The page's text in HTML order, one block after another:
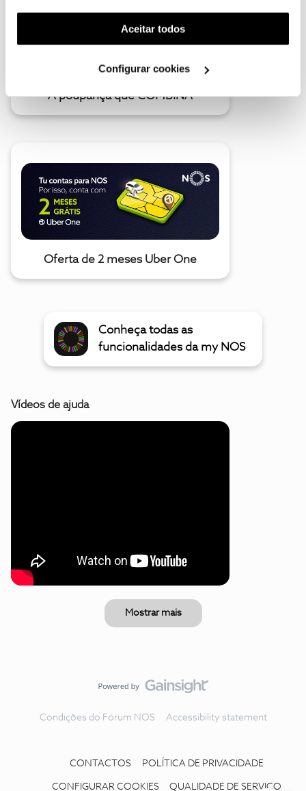
funcionalidade) e adaptar anúncios aos seus interesses
(cookies de publicidade personalizada). Pode gerir a
utilização dos cookies clicando em "Configurar
Aceitar todos
Configurar cookies
A poupança que COMBINA
Oferta de 2 meses Uber One
Conheça todas as
funcionalidades da my NOS
Vídeos de ajuda
Mostrar mais
Condições do Fórum NOS Accessibility statement
CONTACTOS POLÍTICA DE PRIVACIDADE
CONFIGURAR COOKIES QUALIDADE DE SERVIÇO